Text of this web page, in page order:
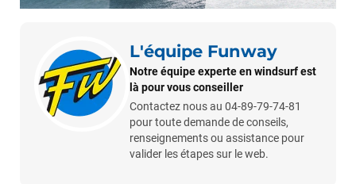
L'équipe Funway
Notre équipe experte en windsurf est
là pour vous conseiller
Contactez nous au 04-89-79-74-81
pour toute demande de conseils,
renseignements ou assistance pour
valider les étapes sur le web.